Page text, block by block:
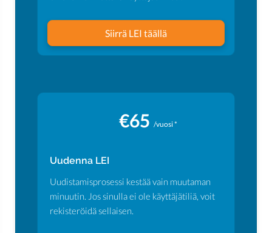
Siirrä LEI täällä
€65 /vuosi *
Uudenna LEI
Uudistamisprosessi kestää vain muutaman
minuutin. Jos sinulla ei ole käyttäjätiliä, voit
rekisteröidä sellaisen.